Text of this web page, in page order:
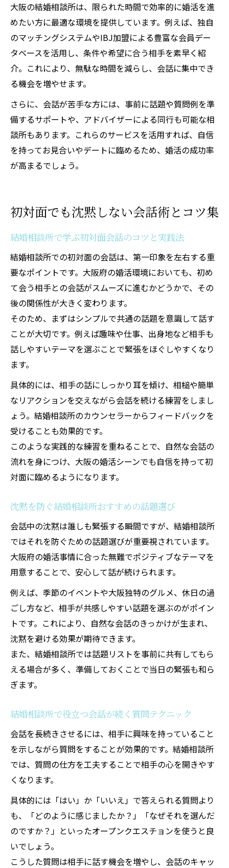
大阪の結婚相談所は、限られた時間で効率的に婚活を進
めたい方に最適な環境を提供しています。例えば、独自
のマッチングシステムやIBJ加盟による豊富な会員デー
タベースを活用し、条件や希望に合う相手を素早く紹
介。これにより、無駄な時間を減らし、会話に集中でき
る機会を増やせます。
さらに、会話が苦手な方には、事前に話題や質問例を準
備するサポートや、アドバイザーによる同行も可能な相
談所もあります。これらのサービスを活用すれば、自信
を持ってお見合いやデートに臨めるため、婚活の成功率
が高まるでしょう。
初対面でも沈黙しない会話術とコツ集
結婚相談所で学ぶ初対面会話のコツと実践法
結婚相談所での初対面の会話は、第一印象を左右する重
要なポイントです。大阪府の婚活環境においても、初め
て会う相手との会話がスムーズに進むかどうかで、その
後の関係性が大きく変わります。
そのため、まずはシンプルで共通の話題を意識して話す
ことが大切です。例えば趣味や仕事、出身地など相手も
話しやすいテーマを選ぶことで緊張をほぐしやすくなり
ます。
具体的には、相手の話にしっかり耳を傾け、相槌や簡単
なリアクションを交えながら会話を続ける練習をしまし
ょう。結婚相談所のカウンセラーからフィードバックを
受けることも効果的です。
このような実践的な練習を重ねることで、自然な会話の
流れを身につけ、大阪の婚活シーンでも自信を持って初
対面に臨めるようになります。
沈黙を防ぐ結婚相談所おすすめの話題選び
会話中の沈黙は誰しも緊張する瞬間ですが、結婚相談所
ではそれを防ぐための話題選びが重要視されています。
大阪府の婚活事情に合った無難でポジティブなテーマを
用意することで、安心して話が続けられます。
例えば、季節のイベントや大阪独特のグルメ、休日の過
ごし方など、相手が共感しやすい話題を選ぶのがポイン
トです。これにより、自然な会話のきっかけが生まれ、
沈黙を避ける効果が期待できます。
また、結婚相談所では話題リストを事前に共有してもら
える場合が多く、準備しておくことで当日の緊張も和ら
ぎます。
結婚相談所で役立つ会話が続く質問テクニック
会話を長続きさせるには、相手に興味を持っていること
を示しながら質問をすることが効果的です。結婚相談所
では、質問の仕方を工夫することで相手の心を開きやす
くなります。
具体的には「はい」か「いいえ」で答えられる質問より
も、「どのように感じましたか？」「なぜそれを選んだ
のですか？」といったオープンクエスチョンを使うと良
いでしょう。
こうした質問は相手に話す機会を増やし、会話のキャッ